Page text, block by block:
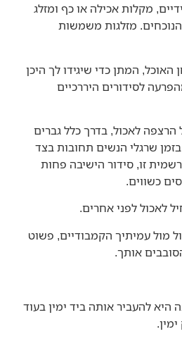
מקלות אכילה או כף ומזלג
מזלגות משמשות
המתן כדי שיגידו לך היכן
לסידורים היררכיים
לאכול, בדרך כלל גברים
שרגלי הנשים תחובות בצד
זו, סידור הישיבה פחות
כשווים.
לאכול לפני אחרים.
מול עמיתיך הקמבודיים, פשוט
אותך.
להעביר אותה ביד ימין בעוד